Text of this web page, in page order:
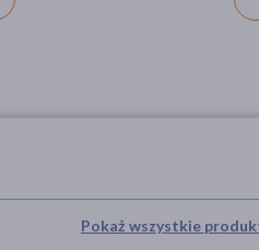
Pokaż wszystkie